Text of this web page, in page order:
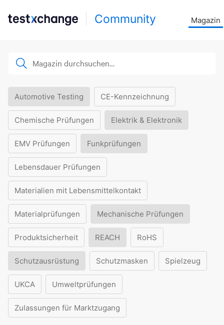
Community Magazin
Automotive Testing CE-Kennzeichnung
Chemische Prüfungen Elektrik & Elektronik
EMV Prüfungen Funkprüfungen
Lebensdauer Prüfungen
Materialien mit Lebensmittelkontakt
Materialprüfungen Mechanische Prüfungen
Produktsicherheit REACH RoHS
Schutzausrüstung Schutzmasken Spielzeug
UKCA Umweltprüfungen
Zulassungen für Marktzugang